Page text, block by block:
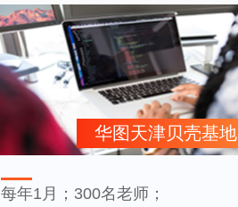
华图天津贝壳基地
每年1月；300名老师；